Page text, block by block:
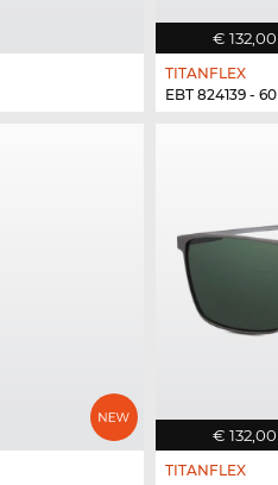
€ 132,00
TITANFLEX
EBT 824139 - 60
€ 132,00
TITANFLEX